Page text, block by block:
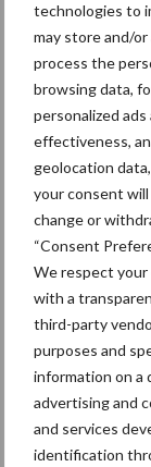
technologies to
may store and/
process the
browsing data,
personalized
effectiveness,
geolocation
your consent will
change or
“Consent
We respect your
with a
third-party
purposes and
information on a
advertising and
and services
identification
Primaire
Sidebar
Recent
6 aug